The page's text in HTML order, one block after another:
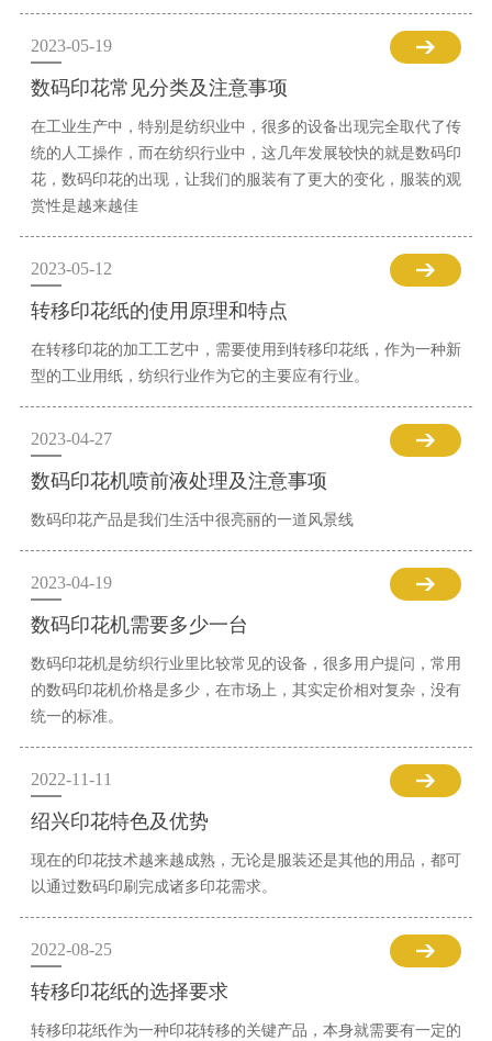
2023-05-19
数码印花常见分类及注意事项
在工业生产中，特别是纺织业中，很多的设备出现完全取代了传
统的人工操作，而在纺织行业中，这几年发展较快的就是数码印
花，数码印花的出现，让我们的服装有了更大的变化，服装的观
赏性是越来越佳
2023-05-12
转移印花纸的使用原理和特点
在转移印花的加工工艺中，需要使用到转移印花纸，作为一种新
型的工业用纸，纺织行业作为它的主要应有行业。
2023-04-27
数码印花机喷前液处理及注意事项
数码印花产品是我们生活中很亮丽的一道风景线
2023-04-19
数码印花机需要多少一台
数码印花机是纺织行业里比较常见的设备，很多用户提问，常用
的数码印花机价格是多少，在市场上，其实定价相对复杂，没有
统一的标准。
2022-11-11
绍兴印花特色及优势
现在的印花技术越来越成熟，无论是服装还是其他的用品，都可
以通过数码印刷完成诸多印花需求。
2022-08-25
转移印花纸的选择要求
转移印花纸作为一种印花转移的关键产品，本身就需要有一定的